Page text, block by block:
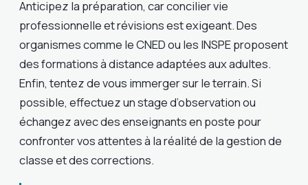
Anticipez la préparation, car concilier vie
professionnelle et révisions est exigeant. Des
organismes comme le CNED ou les INSPE proposent
des formations à distance adaptées aux adultes.
Enfin, tentez de vous immerger sur le terrain. Si
possible, effectuez un stage d’observation ou
échangez avec des enseignants en poste pour
confronter vos attentes à la réalité de la gestion de
classe et des corrections.